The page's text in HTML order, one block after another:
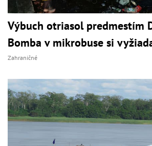
Výbuch otriasol predmestím
Bomba v mikrobuse si
Zahraničné